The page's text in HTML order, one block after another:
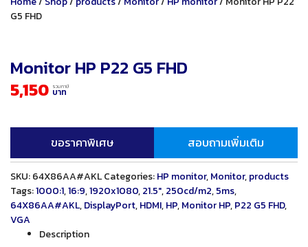
G5 FHD
Monitor HP P22 G5 FHD
5,150 รวมภาษี
บาท
ขอราคาพิเศษ สอบถามเพิ่มเติม
SKU:64X86AA#AKLCategories:HP monitor,Monitor,products
Tags:1000:1,16:9,1920x1080,21.5",250cd/m2,5ms,
64X86AA#AKL,DisplayPort,HDMI,HP,Monitor HP,P22 G5 FHD,
VGA
Description